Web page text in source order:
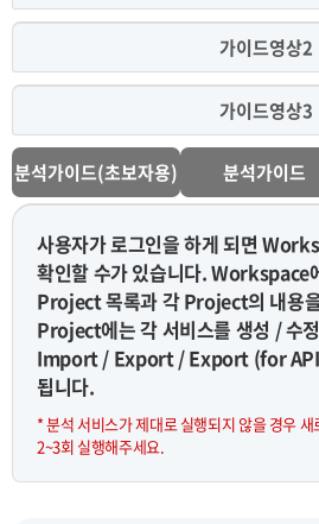
가이드영상2
가이드영상3
분석가이드(초보자용) 분석가이드
사용자가 로그인을 하게 되면
확인할 수가 있습니다. Workspace
Project 목록과 각 Project의 내용
Project에는 각 서비스를 생성 / 수
Import / Export / Export (for API)
됩니다.
* 분석 서비스가 제대로 실행되지 않을 경우
2~3회 실행해주세요.